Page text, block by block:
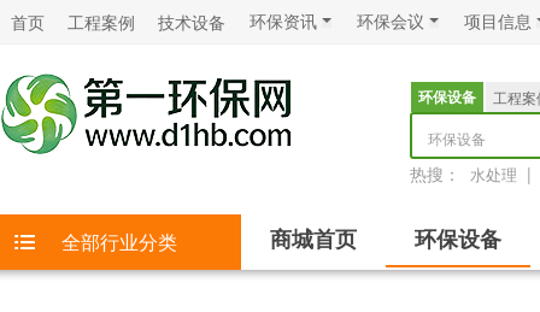
首页 工程案例 技术设备 环保资讯 环保会议 项目信息
环保设备
工程案
环保设备
热搜： 水处理 |
全部行业分类 商城首页 环保设备